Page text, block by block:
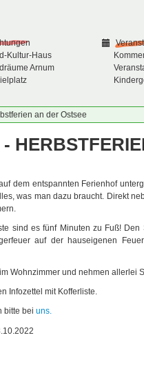
Kultur-Haus
Arnum
an der Ostsee
dem entspannten Ferienhof
was man dazu braucht. Direkt
sind es fünf Minuten zu Fuß!
auf der hauseigenen
Wohnzimmer und nehmen allerlei
Infozettel mit Kofferliste.
bitte bei uns.